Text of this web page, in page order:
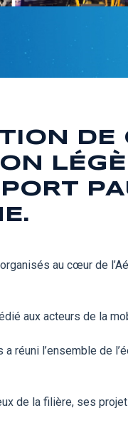
DE
au cœur de
aux acteurs de la
réuni l’ensemble de
de la filière, ses